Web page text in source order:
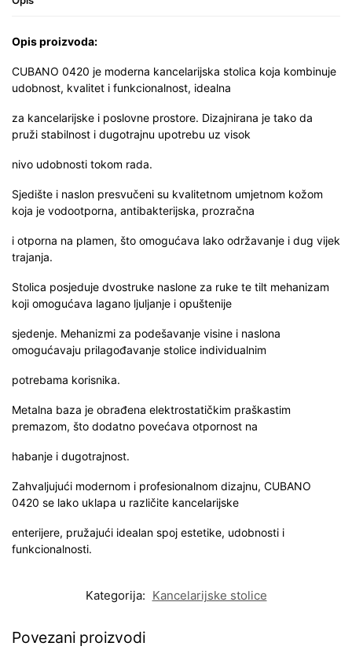
Opis proizvoda:
CUBANO 0420 je moderna kancelarijska stolica koja kombinuje
udobnost, kvalitet i funkcionalnost, idealna
za kancelarijske i poslovne prostore. Dizajnirana je tako da
pruži stabilnost i dugotrajnu upotrebu uz visok
nivo udobnosti tokom rada.
Sjedište i naslon presvučeni su kvalitetnom umjetnom kožom
koja je vodootporna, antibakterijska, prozračna
i otporna na plamen, što omogućava lako održavanje i dug vijek
trajanja.
Stolica posjeduje dvostruke naslone za ruke te tilt mehanizam
koji omogućava lagano ljuljanje i opuštenije
sjedenje. Mehanizmi za podešavanje visine i naslona
omogućavaju prilagođavanje stolice individualnim
potrebama korisnika.
Metalna baza je obrađena elektrostatičkim praškastim
premazom, što dodatno povećava otpornost na
habanje i dugotrajnost.
Zahvaljujući modernom i profesionalnom dizajnu, CUBANO
0420 se lako uklapa u različite kancelarijske
enterijere, pružajući idealan spoj estetike, udobnosti i
funkcionalnosti.
Kategorija: Kancelarijske stolice
Povezani proizvodi